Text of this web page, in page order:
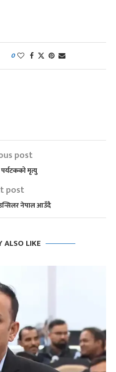
0
post
मृत्यु
post
नेपाल आउँदै
ALSO LIKE